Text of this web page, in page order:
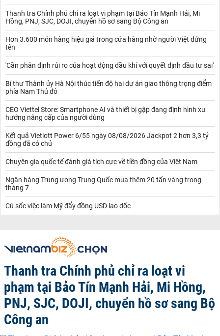
Thanh tra Chính phủ chỉ ra loạt vi phạm tại Bảo Tín Mạnh Hải, Mi
Hồng, PNJ, SJC, DOJI, chuyển hồ sơ sang Bộ Công an
Hơn 3.600 món hàng hiệu giả trong cửa hàng nhờ người Việt đứng
tên
'Cần phân định rủi ro của hoạt động dầu khí với quyết định đầu tư sai'
Bí thư Thành ủy Hà Nội thúc tiến độ hai dự án giao thông trọng điểm
phía Nam Thủ đô
CEO Viettel Store: Smartphone AI và thiết bị gập đang định hình xu
hướng nâng cấp của người dùng
Kết quả Vietlott Power 6/55 ngày 08/08/2026 Jackpot 2 hơn 3,3 tỷ
đồng đã có chủ
Chuyên gia quốc tế đánh giá tích cực về tiền đồng của Việt Nam
Ngân hàng Trung ương Trung Quốc mua thêm 20 tấn vàng trong
tháng 7
Cú sốc việc làm Mỹ đẩy đồng USD lao dốc
Thanh tra Chính phủ chỉ ra loạt vi
phạm tại Bảo Tín Mạnh Hải, Mi Hồng,
PNJ, SJC, DOJI, chuyển hồ sơ sang Bộ
Công an